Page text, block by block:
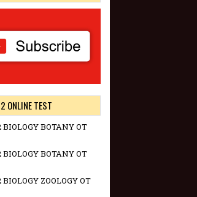
ONLINE TEST
BIOLOGY BOTANY OT
BIOLOGY BOTANY OT
BIOLOGY ZOOLOGY OT